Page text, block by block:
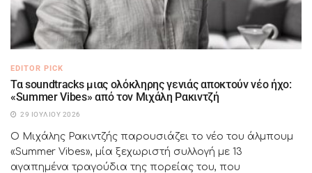
EDITOR PICK
Τα soundtracks μιας ολόκληρης γενιάς αποκτούν νέο ήχο:
«Summer Vibes» από τον Μιχάλη Ρακιντζή
29 ΙΟΥΛΊΟΥ 2026
Ο Μιχάλης Ρακιντζής παρουσιάζει το νέο του άλμπουμ
«Summer Vibes», μία ξεχωριστή συλλογή με 13
αγαπημένα τραγούδια της πορείας του, που